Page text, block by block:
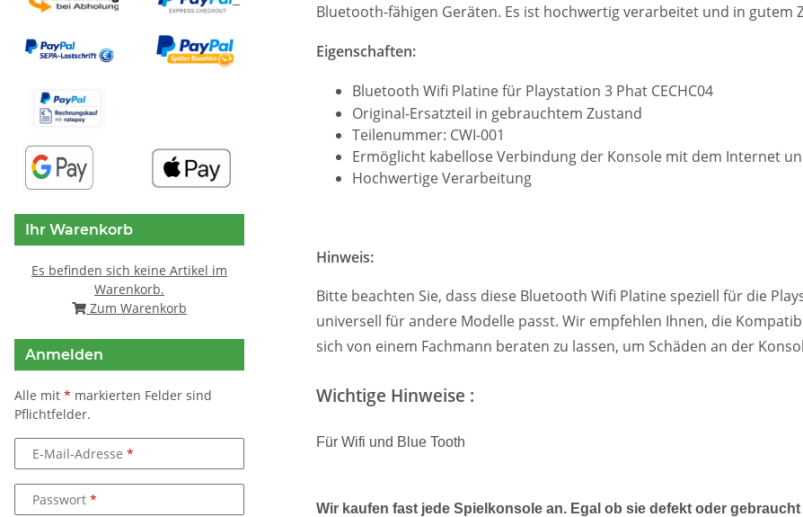
Bluetooth-fähigen Geräten. Es ist hochwertig verarbeitet und in gutem
Eigenschaften:
Bluetooth Wifi Platine für Playstation 3 Phat CECHC04
Original-Ersatzteil in gebrauchtem Zustand
Teilenummer: CWI-001
Ermöglicht kabellose Verbindung der Konsole mit dem Internet
Hochwertige Verarbeitung
Hinweis:
Bitte beachten Sie, dass diese Bluetooth Wifi Platine speziell für die
universell für andere Modelle passt. Wir empfehlen Ihnen, die
sich von einem Fachmann beraten zu lassen, um Schäden an der
Wichtige Hinweise :
Für Wifi und Blue Tooth
Wir kaufen fast jede Spielkonsole an. Egal ob sie defekt oder
Ihr Warenkorb
Es befinden sich keine Artikel im
Warenkorb.
Zum Warenkorb
Anmelden
Alle mit * markierten Felder sind
Pflichtfelder.
E-Mail-Adresse
Passwort